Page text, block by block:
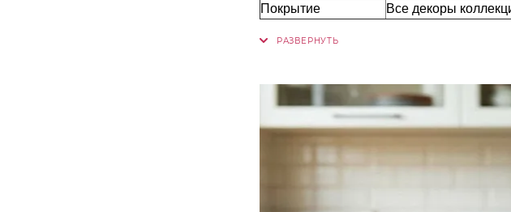
Покрытие
Все декоры